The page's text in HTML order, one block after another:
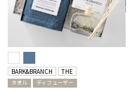
BARK&BRANCH THE
タオル ディフューザー